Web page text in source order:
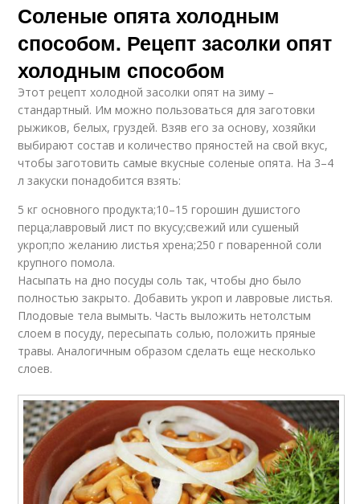
Соленые опята холодным
способом. Рецепт засолки опят
холодным способом
Этот рецепт холодной засолки опят на зиму –
стандартный. Им можно пользоваться для заготовки
рыжиков, белых, груздей. Взяв его за основу, хозяйки
выбирают состав и количество пряностей на свой вкус,
чтобы заготовить самые вкусные соленые опята. На 3–4
л закуски понадобится взять:
5 кг основного продукта;10–15 горошин душистого
перца;лавровый лист по вкусу;свежий или сушеный
укроп;по желанию листья хрена;250 г поваренной соли
крупного помола.
Насыпать на дно посуды соль так, чтобы дно было
полностью закрыто. Добавить укроп и лавровые листья.
Плодовые тела вымыть. Часть выложить нетолстым
слоем в посуду, пересыпать солью, положить пряные
травы. Аналогичным образом сделать еще несколько
слоев.